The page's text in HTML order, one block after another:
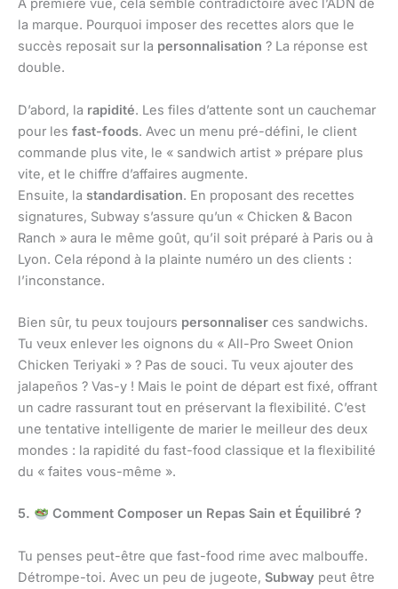
À première vue, cela semble contradictoire avec l’ADN de
la marque. Pourquoi imposer des recettes alors que le
succès reposait sur la personnalisation ? La réponse est
double.
D’abord, la rapidité. Les files d’attente sont un cauchemar
pour les fast-foods. Avec un menu pré-défini, le client
commande plus vite, le « sandwich artist » prépare plus
vite, et le chiffre d’affaires augmente.
Ensuite, la standardisation. En proposant des recettes
signatures, Subway s’assure qu’un « Chicken & Bacon
Ranch » aura le même goût, qu’il soit préparé à Paris ou à
Lyon. Cela répond à la plainte numéro un des clients :
l’inconstance.
Bien sûr, tu peux toujours personnaliser ces sandwichs.
Tu veux enlever les oignons du « All-Pro Sweet Onion
Chicken Teriyaki » ? Pas de souci. Tu veux ajouter des
jalapeños ? Vas-y ! Mais le point de départ est fixé, offrant
un cadre rassurant tout en préservant la flexibilité. C’est
une tentative intelligente de marier le meilleur des deux
mondes : la rapidité du fast-food classique et la flexibilité
du « faites vous-même ».
5. Comment Composer un Repas Sain et Équilibré ?
Tu penses peut-être que fast-food rime avec malbouffe.
Détrompe-toi. Avec un peu de jugeote, Subway peut être